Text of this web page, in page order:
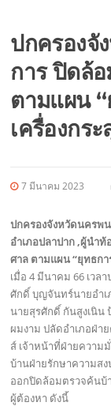
ปกครองจั
การ ปิดล้
ตามแผน
เครื่องกร
7 มีนาคม 2023
ปกครองจังหวัดนครพ
อำเภอปลาปาก ,ผู้นำ
ศาล ตามแผน “ยุทธกา
เมื่อ 4 มีนาคม 66 เวล
ศักดิ์ บุญจันทร์นายอำเ
นายสุรศักดิ์ กันสูงเนิ
ผมงาม ปลัดอำเภอฝ่า
ส์ เจ้าหน้าที่ฝ่ายความ
บ้านฝ่ายรักษาความส
ออกปิดล้อมตรวจค้นบ้
ผู้ต้องหา ดังนี้